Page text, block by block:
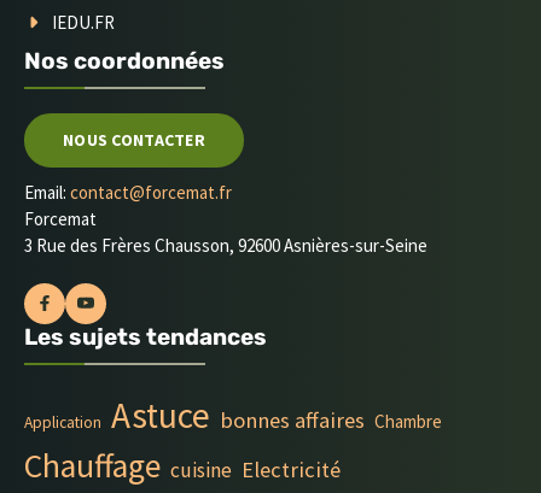
IEDU.FR
Nos coordonnées
NOUS CONTACTER
Email: contact@forcemat.fr
Forcemat
3 Rue des Frères Chausson, 92600 Asnières-sur-Seine
Les sujets tendances
Application Astuce bonnes affaires Chambre
Chauffage cuisine Electricité